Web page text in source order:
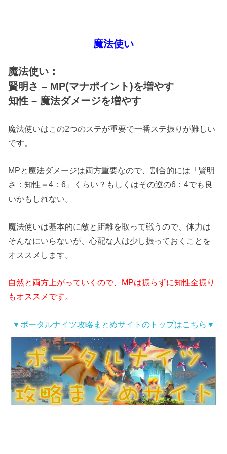
魔法使い
魔法使い：
賢明さ – MP(マナポイント)を増やす
知性 – 魔法ダメージを増やす
魔法使いはこの2つのステが重要で一番ステ振りが難しい
です。
MPと魔法ダメージは両方重要なので、割合的には「賢明
さ：知性＝4：6」くらい？もしくはその逆の6：4でも良
いかもしれない。
魔法使いは基本的に敵と距離を取って戦うので、体力は
そんなにいらないが、心配な人は少し振っておくことを
オススメします。
自然と両方上がっていくので、MPは振らずに知性全振り
もオススメです。
▼ポータルナイツ攻略まとめサイトのトップはこちら▼